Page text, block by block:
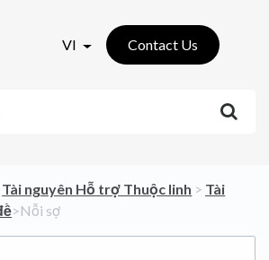
VI Contact Us
​Tài nguyên Hỗ trợ Thuộc linh ​ > ​ ​Tài
​>​ Nỗi sợ